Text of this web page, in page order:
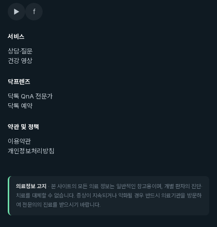
▶ f
서비스
상담·질문
건강 영상
닥프렌즈
닥톡 QnA 전문가
닥톡 예약
약관 및 정책
이용약관
개인정보처리방침
의료정보 고지 · 본 사이트의 모든 의료 정보는 일반적인 참고용이며, 개별 환자의 진단·
치료를 대체할 수 없습니다. 증상이 지속되거나 악화될 경우 반드시 의료기관을 방문하
여 전문의의 진료를 받으시기 바랍니다.